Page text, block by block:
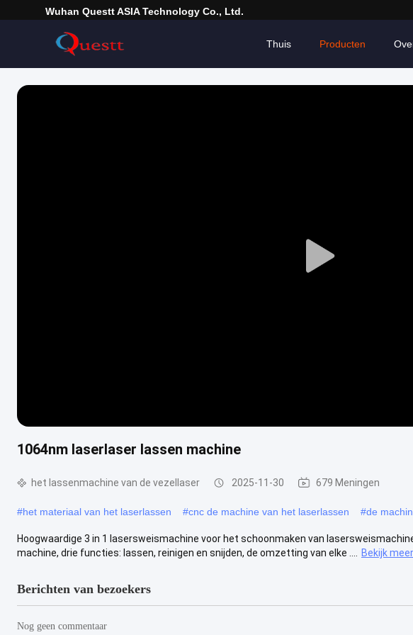
Wuhan Questt ASIA Technology Co., Ltd.
Thuis Producten
Play
1064nm laserlaser lassen machine
het lassenmachine van de vezellaser 2025-11-30 679 Meningen
#het materiaal van het laserlassen #cnc de machine van het laserlassen #de
Hoogwaardige 3 in 1 lasersweismachine voor het schoonmaken van
machine, drie functies: lassen, reinigen en snijden, de omzetting van elke ....
Bekijk meer
Berichten van bezoekers
Nog geen commentaar